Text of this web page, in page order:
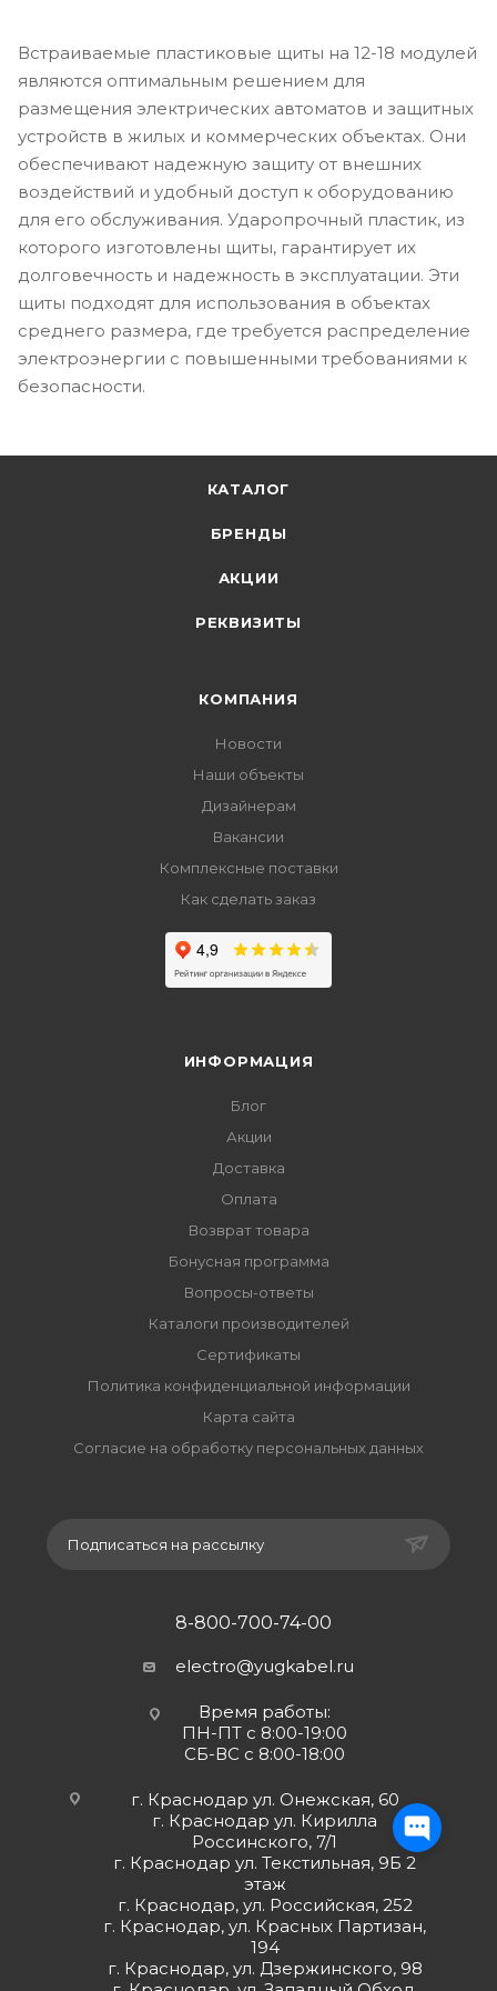
Встраиваемые пластиковые щиты на 12-18 модулей
являются оптимальным решением для
размещения электрических автоматов и защитных
устройств в жилых и коммерческих объектах. Они
обеспечивают надежную защиту от внешних
воздействий и удобный доступ к оборудованию
для его обслуживания. Ударопрочный пластик, из
которого изготовлены щиты, гарантирует их
долговечность и надежность в эксплуатации. Эти
щиты подходят для использования в объектах
среднего размера, где требуется распределение
электроэнергии с повышенными требованиями к
безопасности.
КАТАЛОГ
БРЕНДЫ
АКЦИИ
РЕКВИЗИТЫ
КОМПАНИЯ
Новости
Наши объекты
Дизайнерам
Вакансии
Комплексные поставки
Как сделать заказ
ИНФОРМАЦИЯ
Блог
Акции
Доставка
Оплата
Возврат товара
Бонусная программа
Вопросы-ответы
Каталоги производителей
Сертификаты
Политика конфиденциальной информации
Карта сайта
Согласие на обработку персональных данных
Подписаться на рассылку
8-800-700-74-00
electro@yugkabel.ru
Время работы:
ПН-ПТ с 8:00-19:00
СБ-ВС с 8:00-18:00
г. Краснодар ул. Онежская, 60
г. Краснодар ул. Кирилла
Россинского, 7/1
г. Краснодар ул. Текстильная, 9Б 2
этаж
г. Краснодар, ул. Российская, 252
г. Краснодар, ул. Красных Партизан,
194
г. Краснодар, ул. Дзержинского, 98